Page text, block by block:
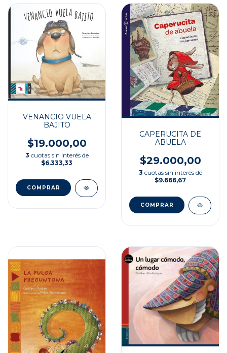
VENANCIO VUELA
BAJITO
$19.000,00
3 cuotas sin interés de
$6.333,33
CAPERUCITA DE
ABUELA
$29.000,00
3 cuotas sin interés de
$9.666,67